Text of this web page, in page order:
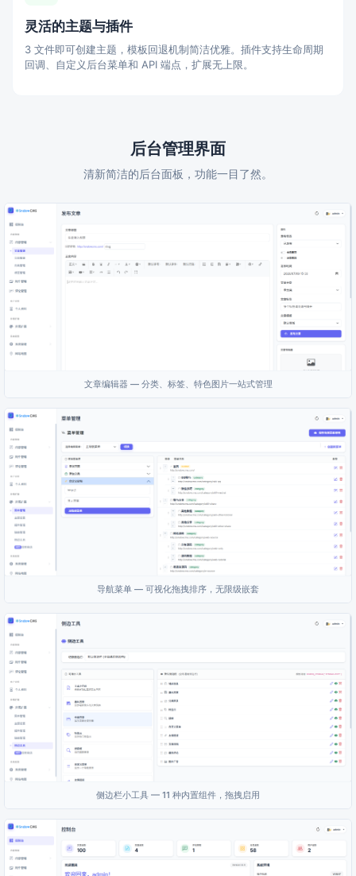
灵活的主题与插件
3 文件即可创建主题，模板回退机制简洁优雅。插件支持生命周期
回调、自定义后台菜单和 API 端点，扩展无上限。
后台管理界面
清新简洁的后台面板，功能一目了然。
文章编辑器 — 分类、标签、特色图片一站式管理
导航菜单 — 可视化拖拽排序，无限级嵌套
侧边栏小工具 — 11 种内置组件，拖拽启用